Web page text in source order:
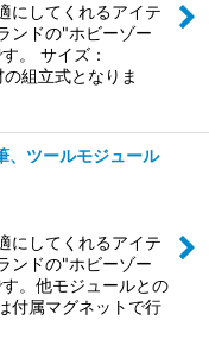
にしてくれるアイテ
ンドの"ホビーゾー
。 サイズ：
組立式となりま
ツールモジュール
にしてくれるアイテ
ンドの"ホビーゾー
。他モジュールとの
付属マグネットで行